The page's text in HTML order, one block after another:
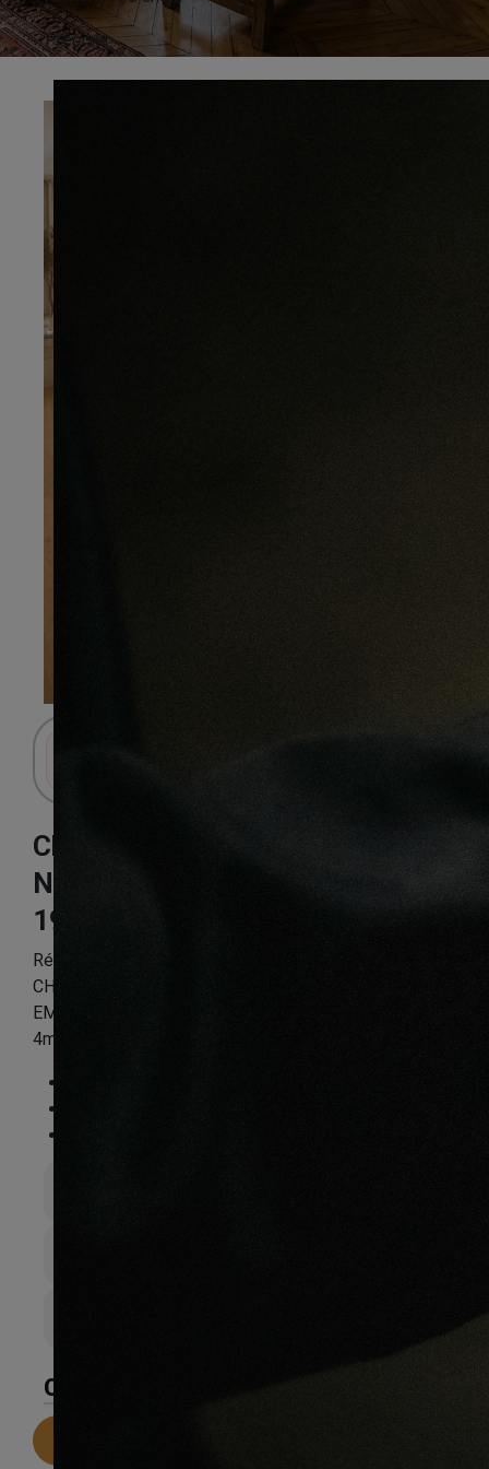
Préciser
Chêne Empereur
Naturel
190X15X950mm
Référence:
CHENE CONTRECOLLE VERNI BROSSE PR BIS
EMPEREUR NATUREL 190X15X950-1900mm GO-4 –
4mm de couche d'usure
CARACTÉRISTIQUES